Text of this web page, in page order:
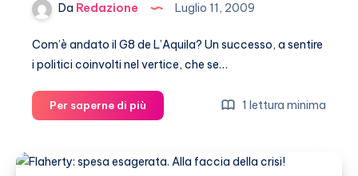
Da Redazione Luglio 11, 2009
Com’è andato il G8 de L’Aquila? Un successo, a sentire
i politici coinvolti nel vertice, che se…
Per saperne di più
Madonna
Tom
1 lettura minima